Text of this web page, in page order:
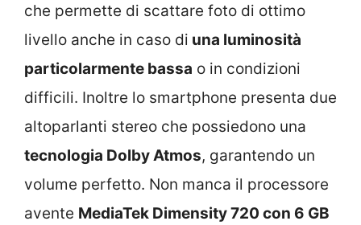
che permette di scattare foto di ottimo
livello anche in caso di una luminosità
particolarmente bassa o in condizioni
difficili. Inoltre lo smartphone presenta due
altoparlanti stereo che possiedono una
tecnologia Dolby Atmos, garantendo un
volume perfetto. Non manca il processore
avente MediaTek Dimensity 720 con 6 GB